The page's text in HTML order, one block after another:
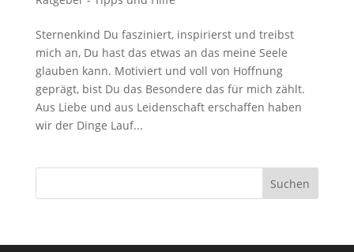
Sternenkind Du fasziniert, inspirierst und treibst
mich an, Du hast das etwas an das meine Seele
glauben kann. Motiviert und voll von Hoffnung
geprägt, bist Du das Besondere das für mich zählt.
Aus Liebe und aus Leidenschaft erschaffen haben
wir der Dinge Lauf...